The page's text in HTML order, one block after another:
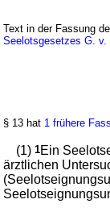
Text in der Fassung
Seelotsgesetzes G.
§ 13 hat 1 frühere
(1)1Ein
ärztlichen